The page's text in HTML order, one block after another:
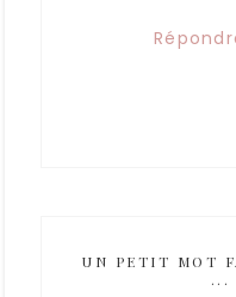
UN PETIT MOT
...